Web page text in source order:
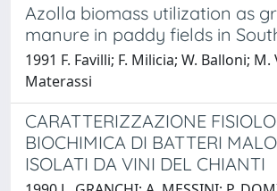
Azolla biomass utilization as
manure in paddy fields in
1991 F. Favilli; F. Milicia; W. Balloni;
Materassi
CARATTERIZZAZIONE
BIOCHIMICA DI BATTERI
ISOLATI DA VINI DEL CHIANTI